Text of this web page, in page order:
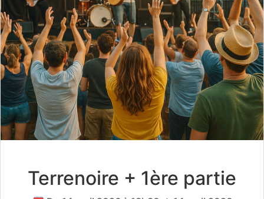
Terrenoire + 1ère partie